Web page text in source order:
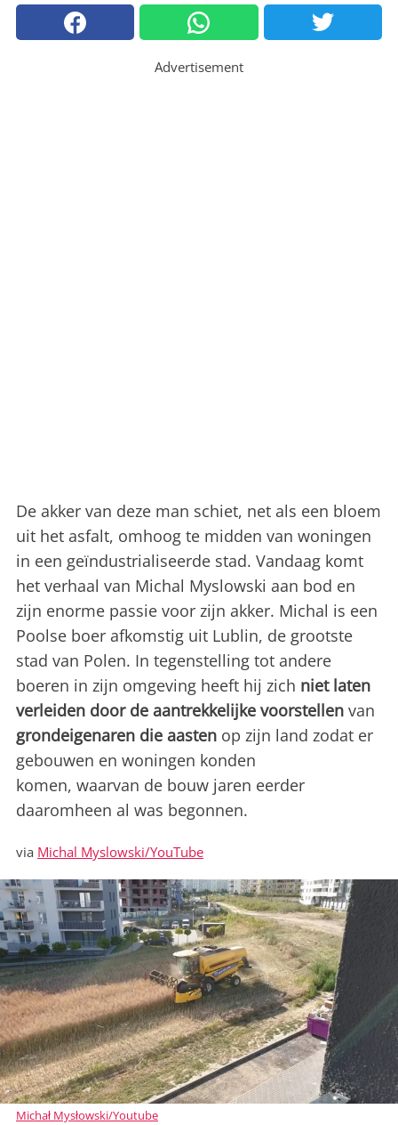
Advertisement
De akker van deze man schiet, net als een bloem
uit het asfalt, omhoog te midden van woningen
in een geïndustrialiseerde stad. Vandaag komt
het verhaal van Michal Myslowski aan bod en
zijn enorme passie voor zijn akker. Michal is een
Poolse boer afkomstig uit Lublin, de grootste
stad van Polen. In tegenstelling tot andere
boeren in zijn omgeving heeft hij zich niet laten
verleiden door de aantrekkelijke voorstellen van
grondeigenaren die aasten op zijn land zodat er
gebouwen en woningen konden
komen, waarvan de bouw jaren eerder
daaromheen al was begonnen.
via Michal Myslowski/YouTube
Michał Mysłowski/Youtube